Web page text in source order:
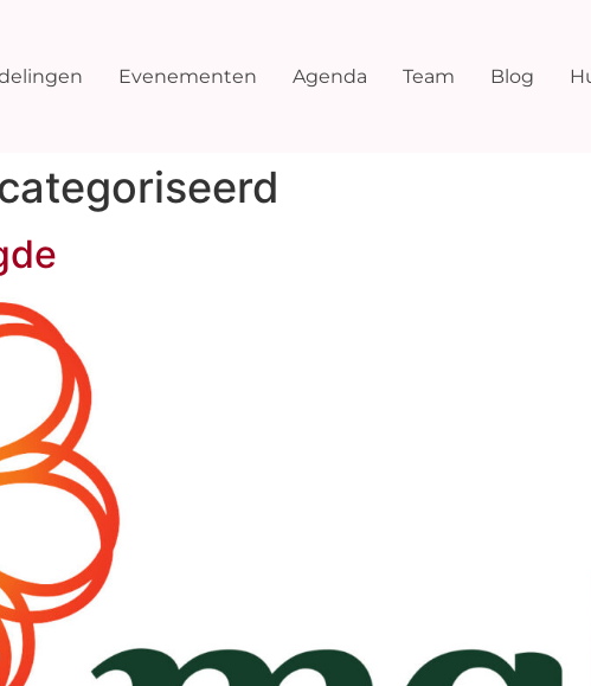
Evenementen Agenda Team Blog